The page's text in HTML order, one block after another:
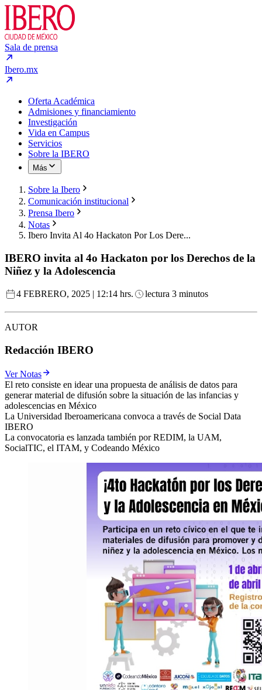
Sala de prensa
Ibero.mx
Oferta Académica
Admisiones y financiamiento
Investigación
Vida en Campus
Servicios
Sobre la IBERO
Más
Sobre la Ibero
Comunicación institucional
Prensa Ibero
Notas
Ibero Invita Al 4o Hackaton Por Los Dere...
IBERO invita al 4o Hackaton por los Derechos de la
Niñez y la Adolescencia
4 FEBRERO, 2025 | 12:14 hrs. lectura 3 minutos
AUTOR
Redacción IBERO
Ver Notas
El reto consiste en idear una propuesta de análisis de datos para
generar material de difusión sobre la situación de las infancias y
adolescencias en México
La Universidad Iberoamericana convoca a través de Social Data
IBERO
La convocatoria es lanzada también por REDIM, la UAM,
SocialTIC, el ITAM, y Codeando México